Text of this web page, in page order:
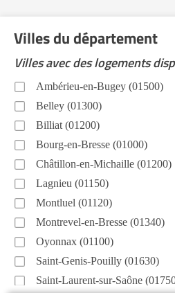
Villes du département
Villes avec des logements
Ambérieu-en-Bugey (01500)
Belley (01300)
Billiat (01200)
Bourg-en-Bresse (01000)
Châtillon-en-Michaille (01200)
Lagnieu (01150)
Montluel (01120)
Montrevel-en-Bresse (01340)
Oyonnax (01100)
Saint-Genis-Pouilly (01630)
Saint-Laurent-sur-Saône